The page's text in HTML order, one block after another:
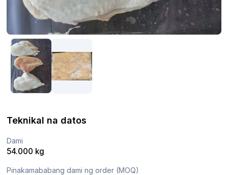
Teknikal na datos
Dami
54.000 kg
Pinakamababang dami ng order (MOQ)